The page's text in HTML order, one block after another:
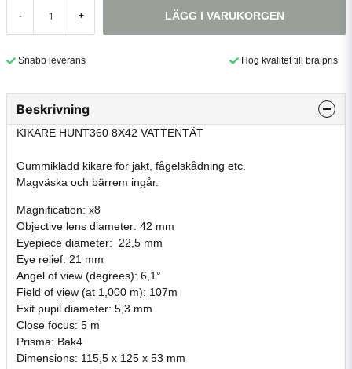
- + LÄGG I VARUKORGEN
Snabb leverans Hög kvalitet till bra pris
Beskrivning
KIKARE HUNT360 8X42 VATTENTÄT
Gummiklädd kikare för jakt, fågelskådning etc.
Magväska och bärrem ingår.
Magnification: x8
Objective lens diameter: 42 mm
Eyepiece diameter: 22,5 mm
Eye relief: 21 mm
Angel of view (degrees): 6,1°
Field of view (at 1,000 m): 107m
Exit pupil diameter: 5,3 mm
Close focus: 5 m
Prisma: Bak4
Dimensions: 115,5 x 125 x 53 mm